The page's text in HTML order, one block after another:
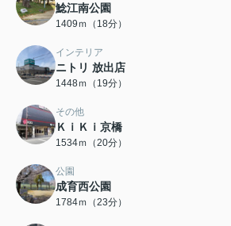
鯰江南公園
1409ｍ（18分）
インテリア
ニトリ 放出店
1448ｍ（19分）
その他
ＫｉＫｉ京橋
1534ｍ（20分）
公園
成育西公園
1784ｍ（23分）